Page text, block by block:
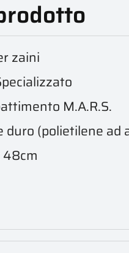
zaini
M.A.R.S.
(polietilene ad